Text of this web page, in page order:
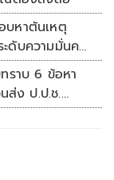
บหาต้นเหตุ
ะดับความมั่นคง
ราบ 6 ข้อหา
ส่ง ป.ป.ช.